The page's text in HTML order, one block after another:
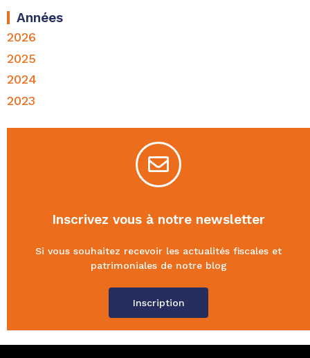
Années
2026
2025
2024
2023
Inscrivez vous à notre newsletter
Si vous souhaitez recevoir les actualités fiscales et
patrimoniales de notre blog
Inscription